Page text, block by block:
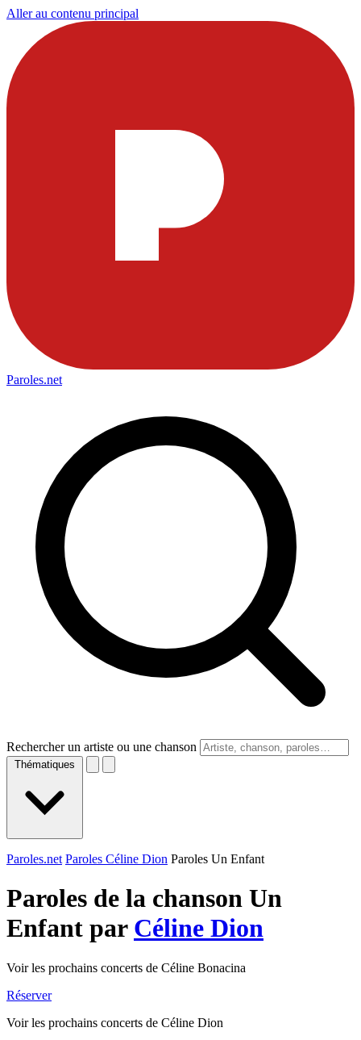
Aller au contenu principal
Paroles.net
Rechercher un artiste ou une chanson
Thématiques
Paroles.net Paroles Céline Dion Paroles Un Enfant
Paroles de la chanson Un
Enfant par Céline Dion
Voir les prochains concerts de Céline Bonacina
Réserver
Voir les prochains concerts de Céline Dion